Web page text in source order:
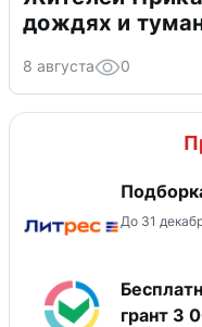
дождях и
8 августа 0
До 31
грант 3